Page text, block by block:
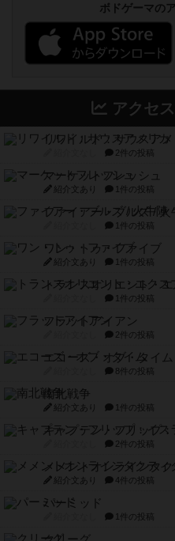
ボドゲーマの
アクセ
リワイルド：サウスアメ
2件の投稿
マーケットフレッシュ
紹介文あり 1件の投稿
ファイアー・ブルズ / 火
1件の投稿
ワン・トゥ・ファイブ
紹介文あり 1件の投稿
トランスオリエント・エ
1件の投稿
フラットアイアン
2件の投稿
エコーズ・オブ・タイム
8件の投稿
南北戦争
紹介文あり 1件の投稿
キャプテン・フリップ
2件の投稿
メメントオンラインタク
紹介文あり 4件の投稿
パーミッド
1件の投稿